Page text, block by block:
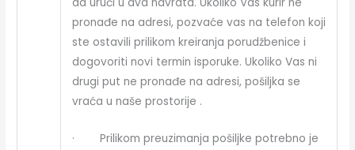
pronađe na adresi, pozvaće vas na telefon koji
ste ostavili prilikom kreiranja porudžbenice i
dogovoriti novi termin isporuke. Ukoliko Vas ni
drugi put ne pronađe na adresi, pošiljka se
vraća u naše prostorije .
· Prilikom preuzimanja pošiljke potrebno je